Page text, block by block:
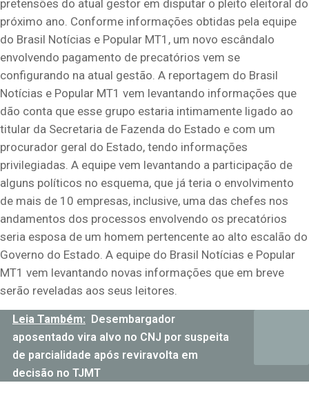
pretensões do atual gestor em disputar o pleito eleitoral do
próximo ano. Conforme informações obtidas pela equipe
do Brasil Notícias e Popular MT1, um novo escândalo
envolvendo pagamento de precatórios vem se
configurando na atual gestão. A reportagem do Brasil
Notícias e Popular MT1 vem levantando informações que
dão conta que esse grupo estaria intimamente ligado ao
titular da Secretaria de Fazenda do Estado e com um
procurador geral do Estado, tendo informações
privilegiadas. A equipe vem levantando a participação de
alguns políticos no esquema, que já teria o envolvimento
de mais de 10 empresas, inclusive, uma das chefes nos
andamentos dos processos envolvendo os precatórios
seria esposa de um homem pertencente ao alto escalão do
Governo do Estado. A equipe do Brasil Notícias e Popular
MT1 vem levantando novas informações que em breve
serão reveladas aos seus leitores.
Leia Também: Desembargador
aposentado vira alvo no CNJ por suspeita
de parcialidade após reviravolta em
decisão no TJMT